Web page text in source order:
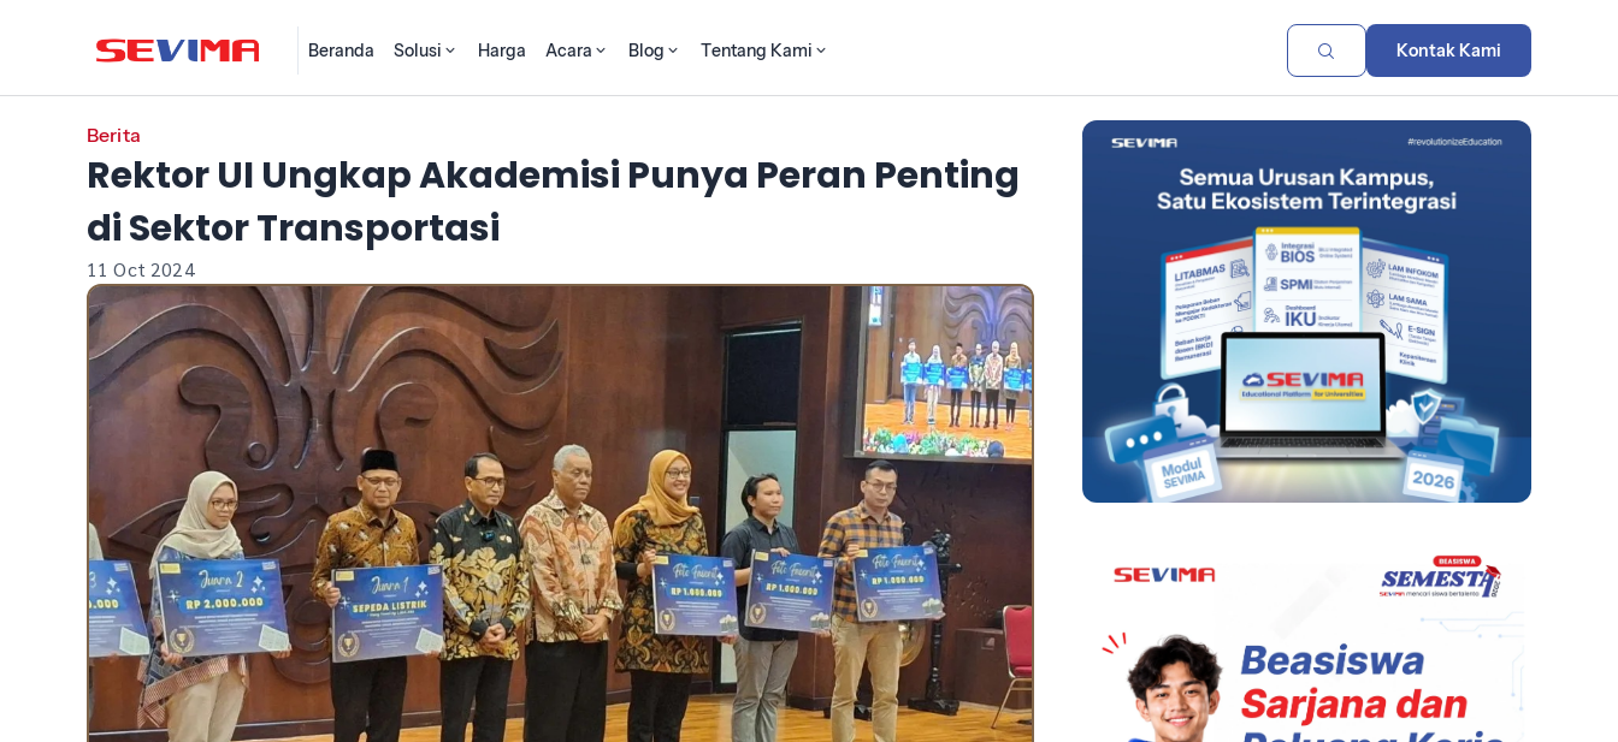
Beranda Solusi Harga Acara Blog Tentang Kami Kontak Kami
Berita
Rektor UI Ungkap Akademisi Punya Peran Penting
di Sektor Transportasi
11 Oct 2024